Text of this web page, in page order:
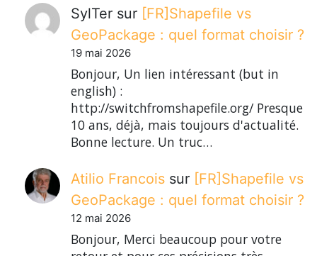
SylTer sur [FR]Shapefile vs
GeoPackage : quel format choisir ?
19 mai 2026
Bonjour, Un lien intéressant (but in
english) :
http://switchfromshapefile.org/ Presque
10 ans, déjà, mais toujours d'actualité.
Bonne lecture. Un truc…
Atilio Francois sur [FR]Shapefile vs
GeoPackage : quel format choisir ?
12 mai 2026
Bonjour, Merci beaucoup pour votre